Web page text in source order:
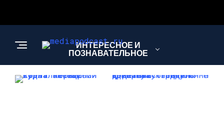
ИНТЕРЕСНОЕ И
ПОЗНАВАТЕЛЬНОЕ